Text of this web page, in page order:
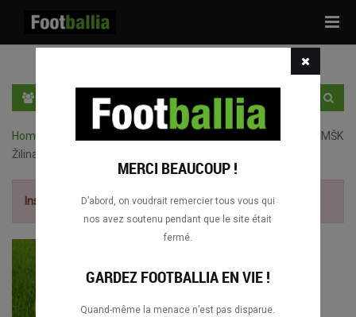
Home
Hajduk Split vs. MŠK
Žilina
Inscrivez-vouz gratis pour voir le match.
MERCI BEAUCOUP !
D’abord, on voudrait remercier tous vous qui
nos avez soutenu pendant que le site était
fermé.
GARDEZ FOOTBALLIA EN VIE !
Quand-même la menace n’est pas disparue.